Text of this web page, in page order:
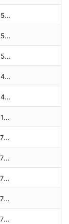
9,850 zł
9,850 zł
9,850 zł
9,840 zł
9,840 zł
9,810 zł
9,770 zł
9,770 zł
9,770 zł
9,770 zł
9,770 zł